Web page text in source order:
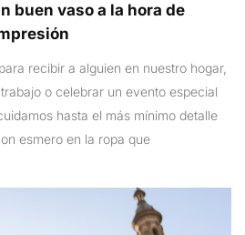
buen vaso a la hora de
recibir a alguien en nuestro hogar,
o celebrar un evento especial
hasta el más mínimo detalle
esmero en la ropa que